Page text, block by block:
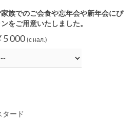
族でのご会食や忘年会や新年会にぴ
をご用意いたしました。
5 000 (с нал.)
タード